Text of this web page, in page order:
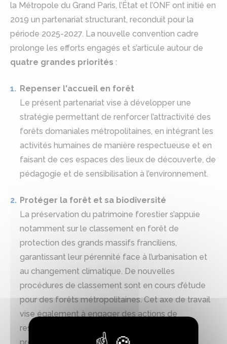
la Métropole du Grand Paris, l’État et l’ONF ont initié en
2019 un partenariat structurant, reconduit pour la
période 2025-2027. La nouvelle convention cadre
prolonge les efforts engagés et s’articule autour de
quatre grandes priorités :
Repenser l'accueil en forêt
Le présent partenariat vise à développer une
stratégie permettant de renforcer l’attractivité des
forêts domaniales métropolitaines, en intégrant les
activités humaines de manière respectueuse et en
faisant de ces espaces des lieux de découverte, de
pédagogie et de sensibilisation à l’environnement.
Protéger la forêt et sa biodiversité
La préservation du patrimoine forestier s’appuie
notamment sur le classement en forêt de
protection des grands massifs franciliens,
garantissant leur pérennité face à l’urbanisation et
au changement climatique. De nouvelles
procédures de classement sont en cours d’étude
pour des forêts métropolitaines. Cet axe de travail
vise également à engager des actions de
restauration de milieux remarquables ou de